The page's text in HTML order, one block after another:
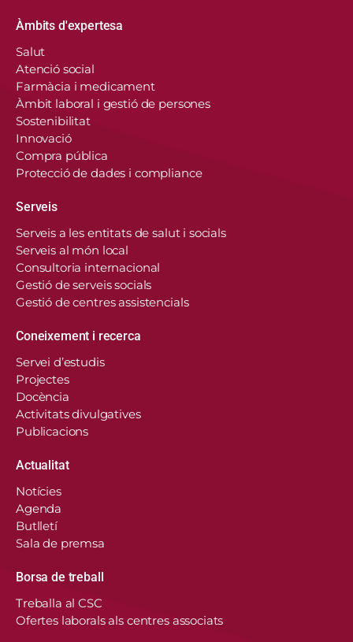
de Catalunya fa servir cookies pròpies i de
tercers per recordar les vostres preferències,
Àmbits d'expertesa
Salut
Atenció social
Farmàcia i medicament
Àmbit laboral i gestió de persones
Sostenibilitat
Innovació
Compra pública
Protecció de dades i compliance
Serveis
Serveis a les entitats de salut i socials
Serveis al món local
Consultoria internacional
Gestió de serveis socials
Gestió de centres assistencials
Coneixement i recerca
Servei d’estudis
Projectes
Docència
Activitats divulgatives
Publicacions
Actualitat
Notícies
Agenda
Butlletí
Sala de premsa
Borsa de treball
Treballa al CSC
Ofertes laborals als centres associats